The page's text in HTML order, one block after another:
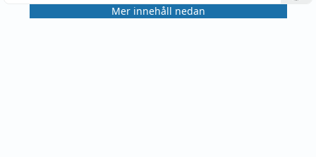
Mer innehåll nedan